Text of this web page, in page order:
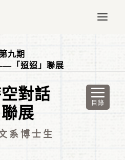
九期
「迢迢」聯展
對話
展
系博士生